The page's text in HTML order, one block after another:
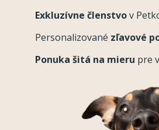
Exkluzívne členstvov
Personalizované zľavové
Ponuka šitá na mieru pre